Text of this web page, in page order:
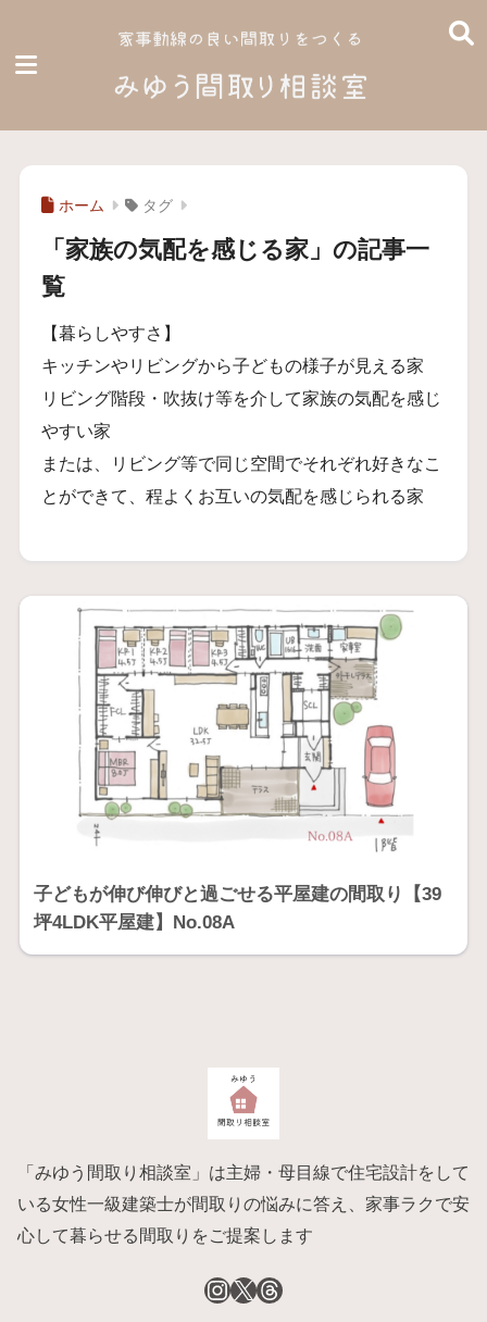
ホーム タグ
「家族の気配を感じる家」の記事一
覧
【暮らしやすさ】
キッチンやリビングから子どもの様子が見える家
リビング階段・吹抜け等を介して家族の気配を感じ
やすい家
または、リビング等で同じ空間でそれぞれ好きなこ
とができて、程よくお互いの気配を感じられる家
子どもが伸び伸びと過ごせる平屋建の間取り【39
坪4LDK平屋建】No.08A
「みゆう間取り相談室」は主婦・母目線で住宅設計をして
いる女性一級建築士が間取りの悩みに答え、家事ラクで安
心して暮らせる間取りをご提案します